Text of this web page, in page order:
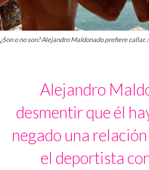
¿Son o no son? Alejandro Maldonado prefiere
Alejandro
desmentir que él
negado una
el deportista